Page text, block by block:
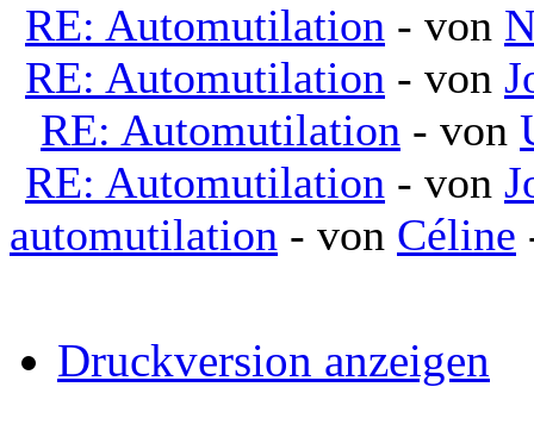
RE: Automutilation - von
RE: Automutilation - von
RE: Automutilation - von
RE: Automutilation - von
automutilation - von Céline
Druckversion anzeigen